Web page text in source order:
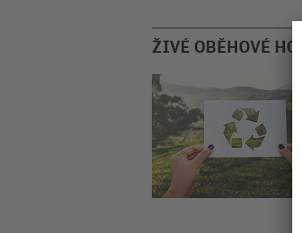
ŽIVÉ OBĚHOVÉ